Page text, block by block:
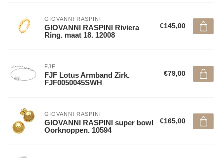
GIOVANNI RASPINI
GIOVANNI RASPINI Riviera
Ring. maat 18. 12008
€145,00
FJF
FJF Lotus Armband Zirk.
FJF0050045SWH
€79,00
GIOVANNI RASPINI
GIOVANNI RASPINI super bowl
Oorknoppen. 10594
€165,00